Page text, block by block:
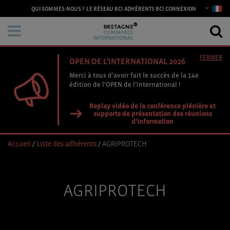
QUI SOMMES-NOUS ? LE RÉSEAU BCI ADHÉRENTS BCI CONNEXION
OPEN DE L'INTERNATIONAL 2026
Merci à tous d’avoir fait le succès de la 14e
édition de l’OPEN de l’international !
Replay vidéo de la conférence plénière et
supports de présentation des réunions
d'information
FERMER
Accueil / Liste des adhérents/AGRIPROTECH
AGRIPROTECH